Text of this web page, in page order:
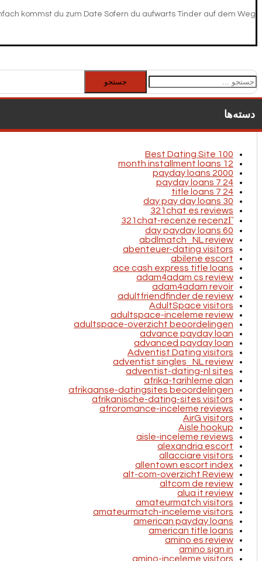
kommst du zum Date Sofern du aufwarts Tinder auf dem Weg ...
جستجو
برای:
دسته‌ها
100 Best Dating Site
12 month installment loans
2000 payday loans
24 7 payday loans
24 7 title loans
30 day pay day loans
321chat es reviews
321chat-recenze recenzГ­
60 day payday loans
abdlmatch_NL review
abenteuer-dating visitors
abilene escort
ace cash express title loans
adam4adam cs review
adam4adam revoir
adultfriendfinder de review
AdultSpace visitors
adultspace-inceleme review
adultspace-overzicht beoordelingen
advance payday loan
advanced payday loan
Adventist Dating visitors
adventist singles_NL review
adventist-dating-nl sites
afrika-tarihleme alan
afrikaanse-datingsites beoordelingen
afrikanische-dating-sites visitors
afroromance-inceleme reviews
AirG visitors
Aisle hookup
aisle-inceleme reviews
alexandria escort
allacciare visitors
allentown escort index
alt-com-overzicht Review
altcom de review
alua it review
amateurmatch visitors
amateurmatch-inceleme visitors
american payday loans
american title loans
amino es review
amino sign in
amino-inceleme visitors